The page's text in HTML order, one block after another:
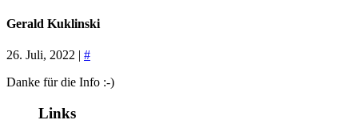
Gerald Kuklinski
26. Juli, 2022 | #
Danke für die Info :-)
Links